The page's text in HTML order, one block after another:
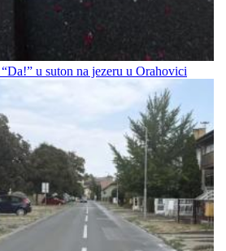
u suton na jezeru u Orahovici